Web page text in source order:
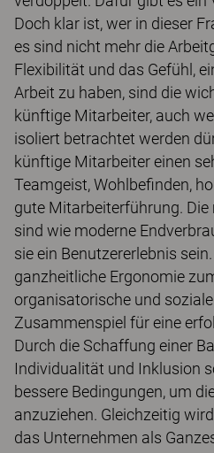
Doch klar ist, wer in dieser
es sind nicht mehr die
Flexibilität und das Gefühl,
Arbeit zu haben, sind die
künftige Mitarbeiter, auch
isoliert betrachtet werden
künftige Mitarbeiter einen
Teamgeist, Wohlbefinden,
gute Mitarbeiterführung.
sind wie moderne
sie ein Benutzererlebnis
ganzheitliche Ergonomie
organisatorische und
Zusammenspiel für eine
Durch die Schaffung einer
Individualität und Inklusion
bessere Bedingungen, um
anzuziehen. Gleichzeitig
das Unternehmen als